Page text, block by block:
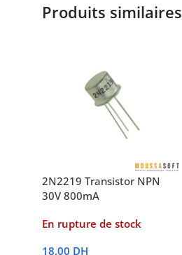
Produits similaires
2N2219 Transistor NPN
30V 800mA
En rupture de stock
18,00 DH